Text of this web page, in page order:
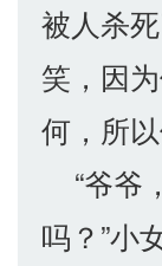
被人杀
笑，因
何，所
“爷爷
吗？”小